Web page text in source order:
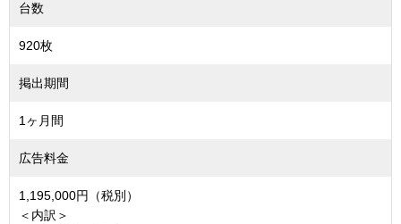
台数
920枚
掲出期間
1ヶ月間
広告料金
1,195,000円（税別）
＜内訳＞